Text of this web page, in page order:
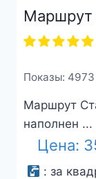
Маршрут
Показы:
Маршрут
наполнен ...
Цена:
: за